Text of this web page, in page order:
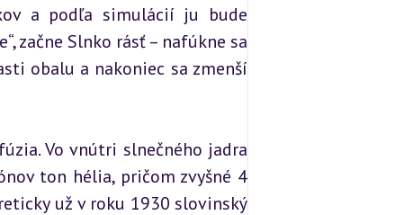
a podľa simulácií ju bude
začne Slnko rásť – nafúkne sa
obalu a nakoniec sa zmenší
Vo vnútri slnečného jadra
ton hélia, pričom zvyšné 4
už v roku 1930 slovinský